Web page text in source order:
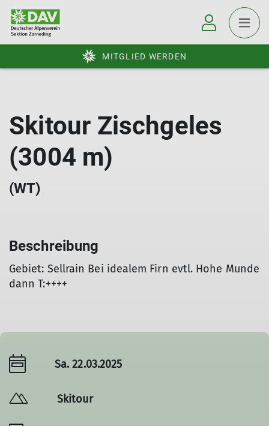
MITGLIED WERDEN
Skitour Zischgeles
(3004 m)
(WT)
Beschreibung
Gebiet: Sellrain Bei idealem Firn evtl. Hohe Munde
dann T:++++
Sa. 22.03.2025
Skitour